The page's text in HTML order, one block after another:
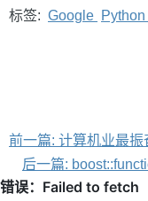
标签: Google Python
前一篇: 计算机业最
后一篇: